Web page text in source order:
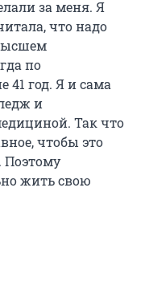
за меня. Я
что надо
по
41 год. Я и сама
и
Так что
чтобы это
Поэтому
жить свою